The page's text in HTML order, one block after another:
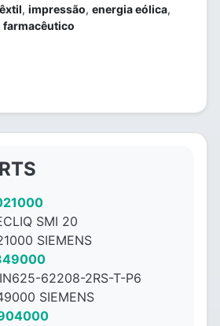
, impressão, energia eólica,
farmacêutico
SMI 20
SIEMENS
62208-2RS-T-P6
SIEMENS